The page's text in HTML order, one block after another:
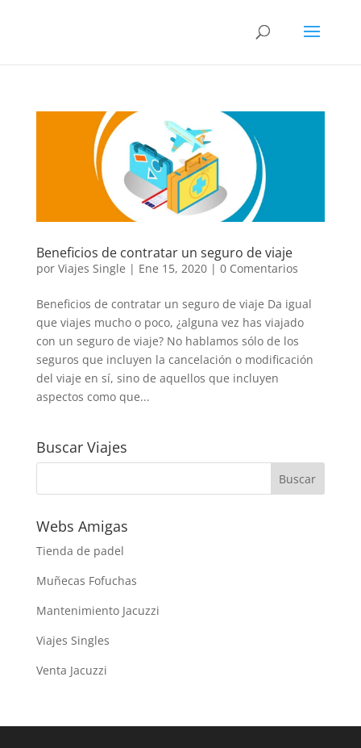
Beneficios de contratar un seguro de viaje
por Viajes Single | Ene 15, 2020| 0 Comentarios
Beneficios de contratar un seguro de viaje Da igual
que viajes mucho o poco, ¿alguna vez has viajado
con un seguro de viaje? No hablamos sólo de los
seguros que incluyen la cancelación o modificación
del viaje en sí, sino de aquellos que incluyen
aspectos como que...
Buscar Viajes
Webs Amigas
Tienda de padel
Muñecas Fofuchas
Mantenimiento Jacuzzi
Viajes Singles
Venta Jacuzzi